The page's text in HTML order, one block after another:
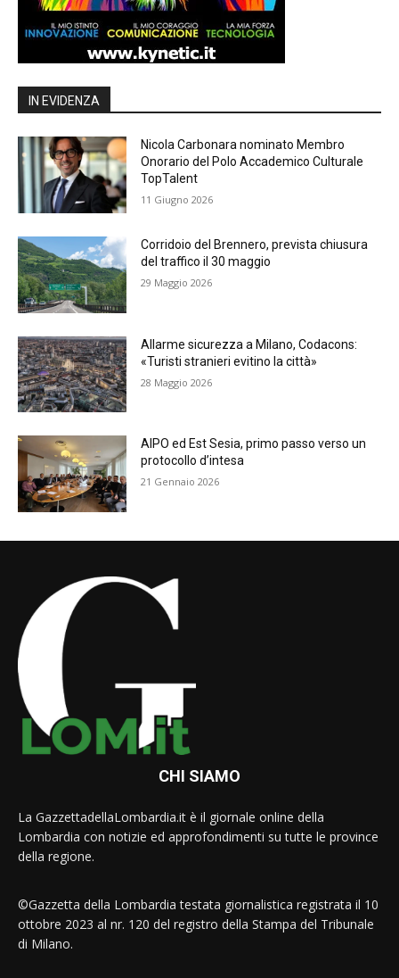
IN EVIDENZA
Nicola Carbonara nominato Membro
Onorario del Polo Accademico Culturale
TopTalent
11 Giugno 2026
Corridoio del Brennero, prevista chiusura
del traffico il 30 maggio
29 Maggio 2026
Allarme sicurezza a Milano, Codacons:
«Turisti stranieri evitino la città»
28 Maggio 2026
AIPO ed Est Sesia, primo passo verso un
protocollo d’intesa
21 Gennaio 2026
CHI SIAMO
La GazzettadellaLombardia.it è il giornale online della
Lombardia con notizie ed approfondimenti su tutte le province
della regione.
©Gazzetta della Lombardia testata giornalistica registrata il 10
ottobre 2023 al nr. 120 del registro della Stampa del Tribunale
di Milano.